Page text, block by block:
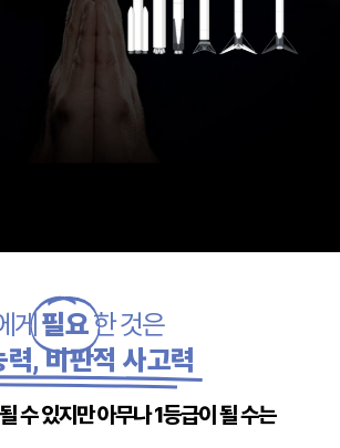
게 필요한 것은
, 비판적 사고력
수 있지만 아무나 1등급이 될 수는